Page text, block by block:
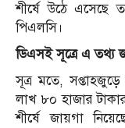
শীর্ষে উঠে
পিএলসি।
ডিএসই সূত্রে এ তথ্য
সূত্র মতে,
লাখ ৮০ হাজার
শীর্ষে জায়গা